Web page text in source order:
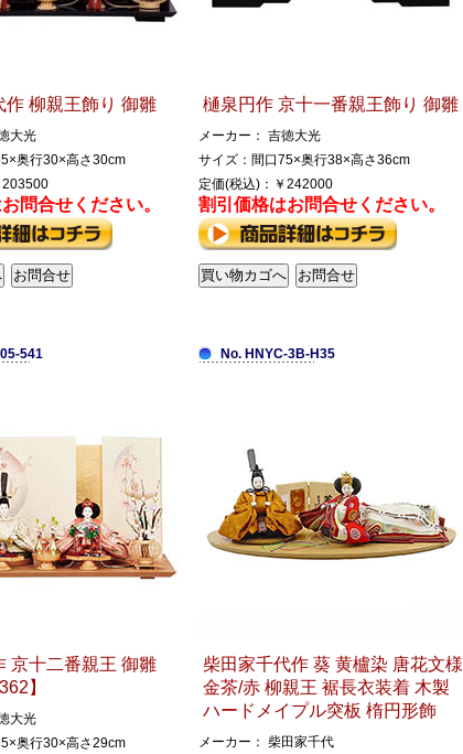
作 柳親王飾り 御雛
大光
奥行30×高さ30cm
203500
問合せください。
樋泉円作 京十一番親王飾り 御雛
メーカー： 吉徳大光
サイズ：間口75×奥行38×高さ36cm
定価(税込)：￥242000
割引価格はお問合せください。
541
京十二番親王 御雛
】
大光
奥行30×高さ29cm
No. HNYC-3B-H35
柴田家千代作 葵 黄櫨染 唐花文様
金茶/赤 柳親王 裾長衣装着 木製
ハードメイプル突板 楕円形飾
メーカー： 柴田家千代